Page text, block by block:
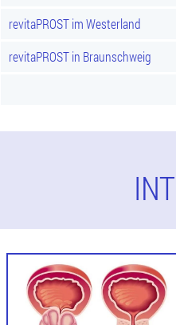
revitaPROST im Westerland
revitaPROST in Braunschweig